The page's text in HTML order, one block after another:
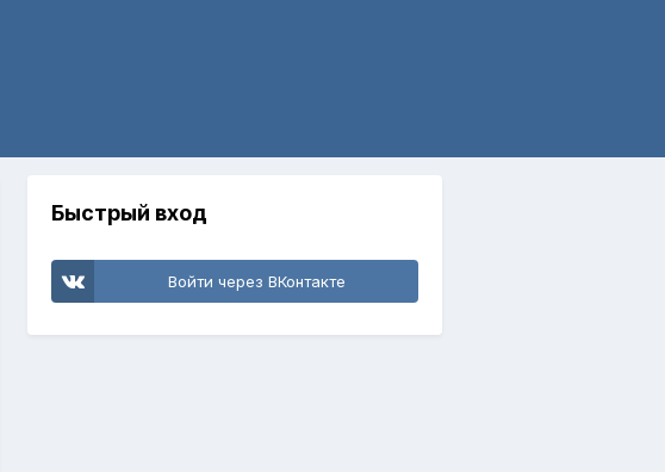
Быстрый вход
Войти через ВКонтакте